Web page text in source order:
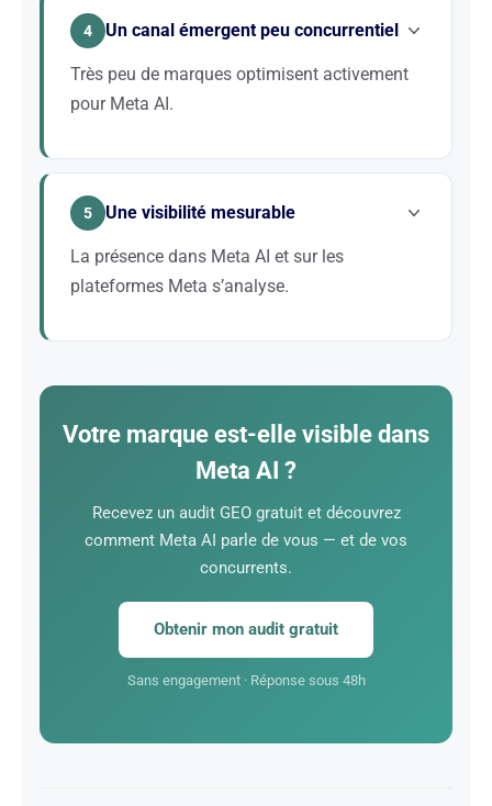
vos clients là où ils passent leur temps.
4 Un canal émergent peu concurrentiel
Très peu de marques optimisent activement
pour Meta AI.
Investir ce canal maintenant vous offre une avance
sociale à leur stratégie de visibilité.
5 Une visibilité mesurable
La présence dans Meta AI et sur les
plateformes Meta s’analyse.
Nous mettons en place le suivi qui mesure votre
Votre marque est-elle visible dans
Meta AI ?
Recevez un audit GEO gratuit et découvrez
comment Meta AI parle de vous — et de vos
concurrents.
Obtenir mon audit gratuit
Sans engagement · Réponse sous 48h